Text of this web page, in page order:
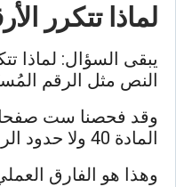
لماذا تتكرر
يبقى السؤال: لماذا
النص مثل الرقم
المادة 40 ولا حدود الرافعة النظامية ولا تحذير المخاطر الموحّد، ولم تسمِّ أي منها سجلًا عامًا يمكن للقارئ أن يبحث فيه بنفسه.
وهذا هو الفارق